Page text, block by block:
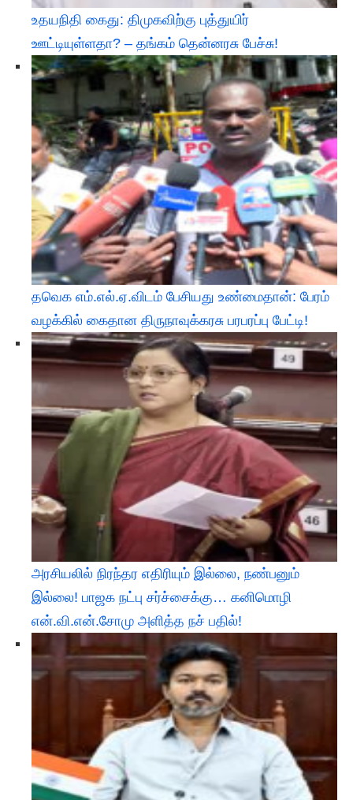
உதயநிதி கைது: திமுகவிற்கு புத்துயிர்
ஊட்டியுள்ளதா? – தங்கம் தென்னரசு பேச்சு!
தவெக எம்.எல்.ஏ.விடம் பேசியது உண்மைதான்: பேரம்
வழக்கில் கைதான திருநாவுக்கரசு பரபரப்பு பேட்டி!
அரசியலில் நிரந்தர எதிரியும் இல்லை, நண்பனும்
இல்லை! பாஜக நட்பு சர்ச்சைக்கு… கனிமொழி
என்.வி.என்.சோமு அளித்த நச் பதில்!